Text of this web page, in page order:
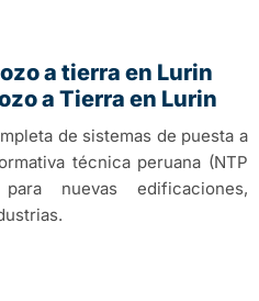
a tierra en Lurin
a Tierra en Lurin
de sistemas de puesta a
técnica peruana (NTP
nuevas edificaciones,